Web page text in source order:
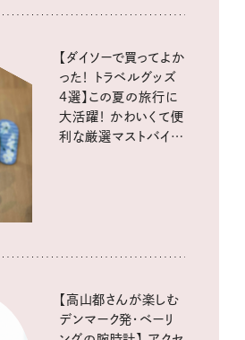
【ダイソーで買ってよか
った！ トラベルグッズ
4選】この夏の旅行に
大活躍！ かわいくて便
利な厳選マストバイア
【高山都さんが楽しむ
デンマーク発・ベーリ